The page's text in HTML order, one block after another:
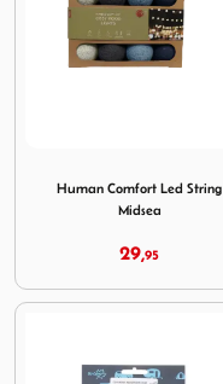
Human Comfort Led String
Midsea
29,95